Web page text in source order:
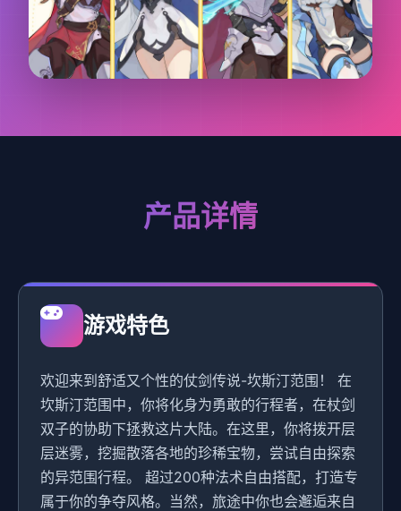
产品详情
游戏特色
欢迎来到舒适又个性的仗剑传说-坎斯汀范围！ 在
坎斯汀范围中，你将化身为勇敢的行程者，在杖剑
双子的协助下拯救这片大陆。在这里，你将拨开层
层迷雾，挖掘散落各地的珍稀宝物，尝试自由探索
的异范围行程。 超过200种法术自由搭配，打造专
属于你的争夺风格。当然，旅途中你也会邂逅来自